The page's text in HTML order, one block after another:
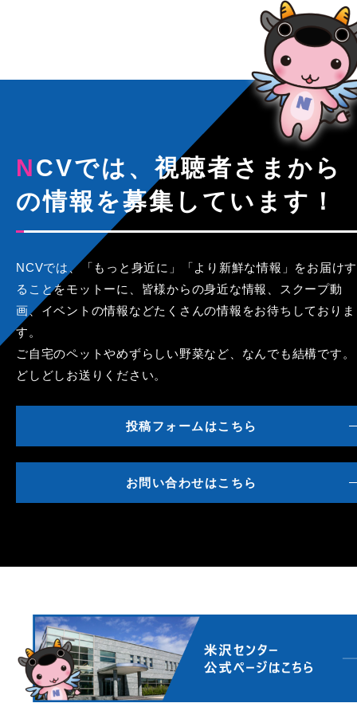
NCVでは、視聴者さまから
の情報を募集しています！
NCVでは、「もっと身近に」「より新鮮な情報」をお届けす
ることをモットーに、皆様からの身近な情報、スクープ動
画、イベントの情報などたくさんの情報をお待ちしておりま
す。
ご自宅のペットやめずらしい野菜など、なんでも結構です。
どしどしお送りください。
投稿フォームはこちら
お問い合わせはこちら